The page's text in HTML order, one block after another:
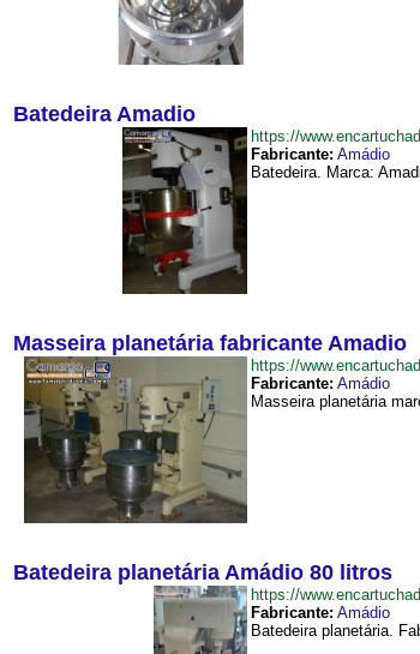
Batedeira Amadio
https://
Fabricante: Amádio
Batedeira. Marca:
Masseira planetária fabricante Amadio
https://
Fabricante: Amádio
Masseira planetária
Batedeira planetária Amádio 80 litros
https://
Fabricante: Amádio
Batedeira planetária.